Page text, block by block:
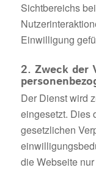
Sichtbereichs
Einwilligung
2. Zweck der
Der Dienst wird
eingesetzt. Dies
gesetzlichen
die Webseite